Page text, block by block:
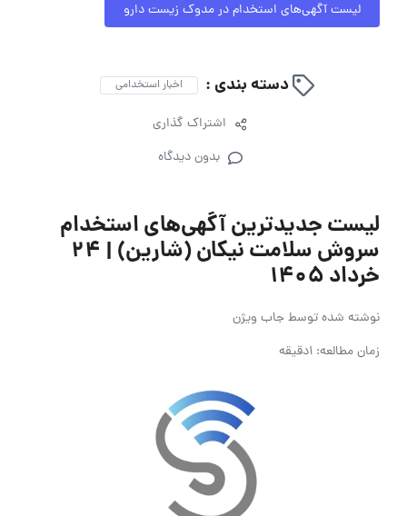
لیست آگهی‌های استخدام در مدوک زیست دارو
دسته بندی : اخبار استخدامی
اشتراک گذاری
بدون دیدگاه
لیست جدیدترین آگهی‌های استخدام
سروش سلامت نیکان (شارین) | ۲۴
خرداد ۱۴۰۵
نوشته شده توسطجاب ویژن
زمان مطالعه: 1دقیقه